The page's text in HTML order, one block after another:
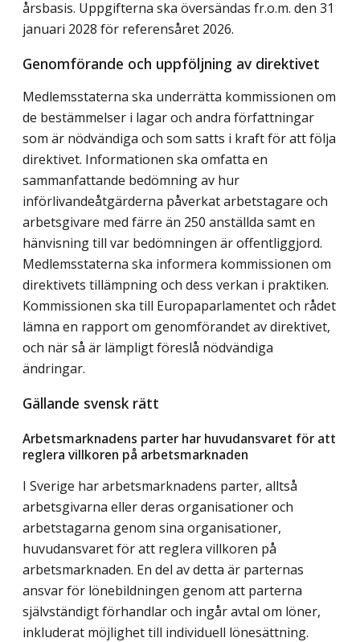
årsbasis. Uppgifterna ska översändas fr.o.m. den 31
januari 2028 för referensåret 2026.
Genomförande och uppföljning av direktivet
Medlemsstaterna ska underrätta kommissionen om
de bestämmelser i lagar och andra författningar
som är nödvändiga och som satts i kraft för att följa
direktivet. Informationen ska omfatta en
sammanfattande bedömning av hur
införlivandeåtgärderna påverkat arbetstagare och
arbetsgivare med färre än 250 anställda samt en
hänvisning till var bedömningen är offentliggjord.
Medlemsstaterna ska informera kommissionen om
direktivets tillämpning och dess verkan i praktiken.
Kommissionen ska till Europaparlamentet och rådet
lämna en rapport om genomförandet av direktivet,
och när så är lämpligt föreslå nödvändiga
ändringar.
Gällande svensk rätt
Arbetsmarknadens parter har huvudansvaret för att
reglera villkoren på arbetsmarknaden
I Sverige har arbetsmarknadens parter, alltså
arbetsgivarna eller deras organisationer och
arbetstagarna genom sina organisationer,
huvudansvaret för att reglera villkoren på
arbetsmarknaden. En del av detta är parternas
ansvar för lönebildningen genom att parterna
självständigt förhandlar och ingår avtal om löner,
inkluderat möjlighet till individuell lönesättning.